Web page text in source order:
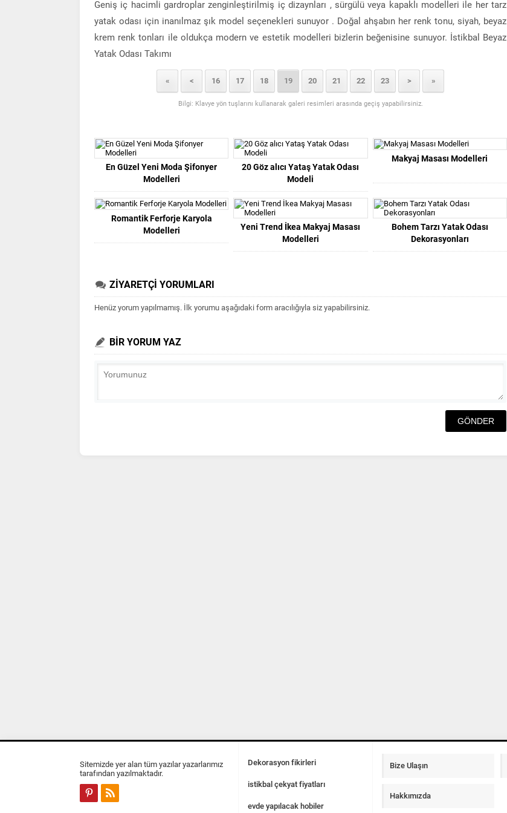
Geniş iç hacimli gardroplar zenginleştirilmiş iç dizaynları , sürgülü veya kapaklı modelleri ile her tarz
yatak odası için inanılmaz şık model seçenekleri sunuyor . Doğal ahşabın her renk tonu, siyah, beyaz
krem renk tonları ile oldukça modern ve estetik modelleri bizlerin beğenisine sunuyor. İstikbal Beyaz
Yatak Odası Takımı
« < 16 17 18 19 20 21 22 23 > »
Bilgi: Klavye yön tuşlarını kullanarak galeri resimleri arasında geçiş yapabilirsiniz.
En Güzel Yeni Moda Şifonyer
Modelleri
20 Göz alıcı Yataş Yatak Odası
Modeli
Makyaj Masası Modelleri
Romantik Ferforje Karyola
Modelleri
Yeni Trend İkea Makyaj Masası
Modelleri
Bohem Tarzı Yatak Odası
Dekorasyonları
ZİYARETÇİ YORUMLARI
Henüz yorum yapılmamış. İlk yorumu aşağıdaki form aracılığıyla siz yapabilirsiniz.
BİR YORUM YAZ
Sitemizde yer alan tüm yazılar yazarlarımız
tarafından yazılmaktadır.
Dekorasyon fikirleri
istikbal çekyat fiyatları
evde yapılacak hobiler
Bize Ulaşın
Hakkımızda